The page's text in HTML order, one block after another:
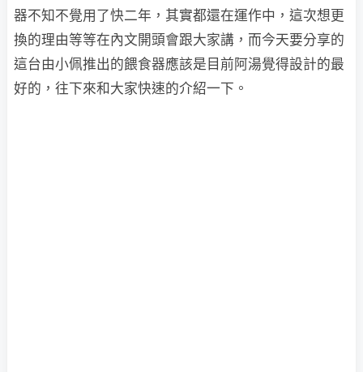
器不知不覺用了快二年，其實都還在運作中，這次想更
換的理由等等在內文開頭會跟大家講，而今天要分享的
這台由小佩推出的餵食器應該是目前阿湯覺得設計的最
好的，往下來和大家快速的介紹一下。